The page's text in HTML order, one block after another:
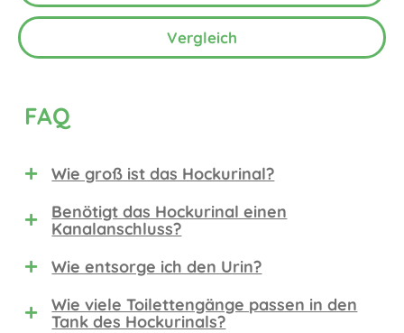
Vergleich
FAQ
Wie groß ist das Hockurinal?
Benötigt das Hockurinal einen
Kanalanschluss?
Wie entsorge ich den Urin?
Wie viele Toilettengänge passen in den
Tank des Hockurinals?